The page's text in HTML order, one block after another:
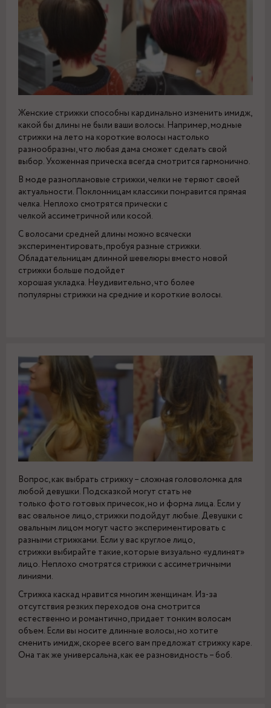
Женские стрижки способны кардинально изменить имидж,
какой бы длины не были ваши волосы. Например, модные
стрижки на лето на короткие волосы настолько
разнообразны, что любая дама сможет сделать свой
выбор. Ухоженная прическа всегда смотрится гармонично.
В моде разноплановые стрижки, челки не теряют своей
актуальности. Поклонницам классики понравится прямая
челка. Неплохо смотрятся прически с
челкой ассиметричной или косой.
С волосами средней длины можно всячески
экспериментировать, пробуя разные стрижки.
Обладательницам длинной шевелюры вместо новой
стрижки больше подойдет
хорошая укладка. Неудивительно, что более
популярны стрижки на средние и короткие волосы.
Вопрос, как выбрать стрижку – сложная головоломка для
любой девушки. Подсказкой могут стать не
только фото готовых причесок, но и форма лица. Если у
вас овальное лицо, стрижки подойдут любые. Девушки с
овальным лицом могут часто экспериментировать с
разными стрижками. Если у вас круглое лицо,
стрижки выбирайте такие, которые визуально «удлинят»
лицо. Неплохо смотрятся стрижки с ассиметричными
линиями.
Стрижка каскад нравится многим женщинам. Из-за
отсутствия резких переходов она смотрится
естественно и романтично, придает тонким волосам
объем. Если вы носите длинные волосы, но хотите
сменить имидж, скорее всего вам предложат стрижку каре.
Она так же универсальна, как ее разновидность – боб.